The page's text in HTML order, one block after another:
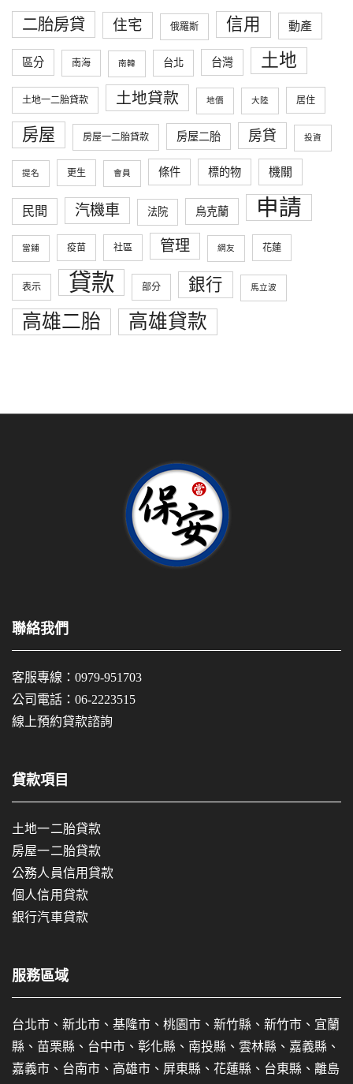
二胎房貸 住宅 俄羅斯 信用 動產
區分 南海 南韓 台北 台灣 土地
土地一二胎貸款 土地貸款 地價 大陸 居住
房屋 房屋一二胎貸款 房屋二胎 房貸 投資
提名 更生 會員 條件 標的物 機關
民間 汽機車 法院 烏克蘭 申請
當鋪 疫苗 社區 管理 網友 花蓮
表示 貸款 部分 銀行 馬立波
高雄二胎 高雄貸款
聯絡我們
客服專線： 0979-951703
公司電話： 06-2223515
線上預約貸款諮詢
貸款項目
土地一二胎貸款
房屋一二胎貸款
公務人員信用貸款
個人信用貸款
銀行汽車貸款
服務區域
台北市、新北市、基隆市、桃園市、新竹縣、新竹市、宜蘭
縣、苗栗縣、台中市、彰化縣、南投縣、雲林縣、嘉義縣、
嘉義市、台南市、高雄市、屏東縣、花蓮縣、台東縣、離島